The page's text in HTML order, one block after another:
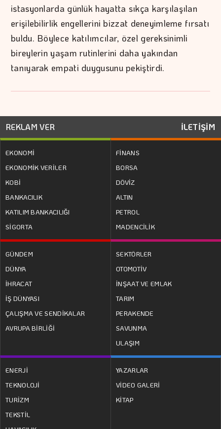
istasyonlarda günlük hayatta sıkça karşılaşılan
erişilebilirlik engellerini bizzat deneyimleme fırsatı
buldu. Böylece katılımcılar, özel gereksinimli
bireylerin yaşam rutinlerini daha yakından
tanıyarak empati duygusunu pekiştirdi.
REKLAM VER İLETİŞİM
EKONOMİ
EKONOMİK VERİLER
KOBİ
BANKACILIK
KATILIM BANKACILIĞI
SİGORTA
FİNANS
BORSA
DÖVİZ
ALTIN
PETROL
MADENCİLİK
GÜNDEM
DÜNYA
İHRACAT
İŞ DÜNYASI
ÇALIŞMA VE SENDİKALAR
AVRUPA BİRLİĞİ
SEKTÖRLER
OTOMOTİV
İNŞAAT VE EMLAK
TARIM
PERAKENDE
SAVUNMA
ULAŞIM
ENERJİ
TEKNOLOJİ
TURİZM
TEKSTİL
YAZARLAR
VİDEO GALERİ
KİTAP